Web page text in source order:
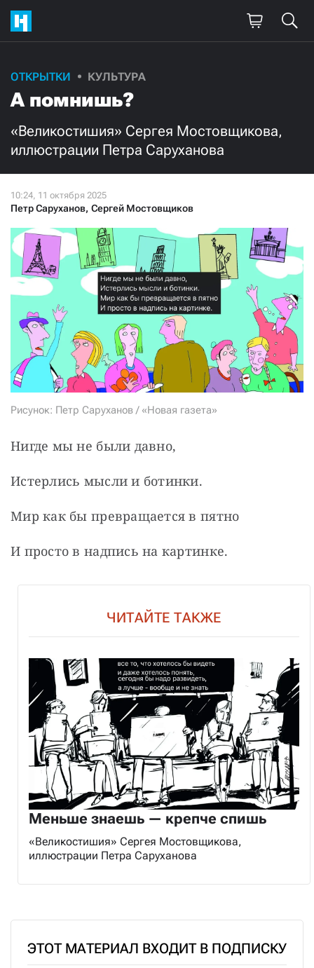
ОТКРЫТКИ КУЛЬТУРА
А помнишь?
«Великостишия» Сергея Мостовщикова,
иллюстрации Петра Саруханова
Петр Саруханов, Сергей Мостовщиков
Рисунок: Петр Саруханов / «Новая газета»
Нигде мы не были давно,
Истерлись мысли и ботинки.
Мир как бы превращается в пятно
И просто в надпись на картинке.
ЧИТАЙТЕ ТАКЖЕ
Меньше знаешь — крепче спишь
«Великостишия» Сергея Мостовщикова,
иллюстрации Петра Саруханова
ЭТОТ МАТЕРИАЛ ВХОДИТ В ПОДПИСКУ